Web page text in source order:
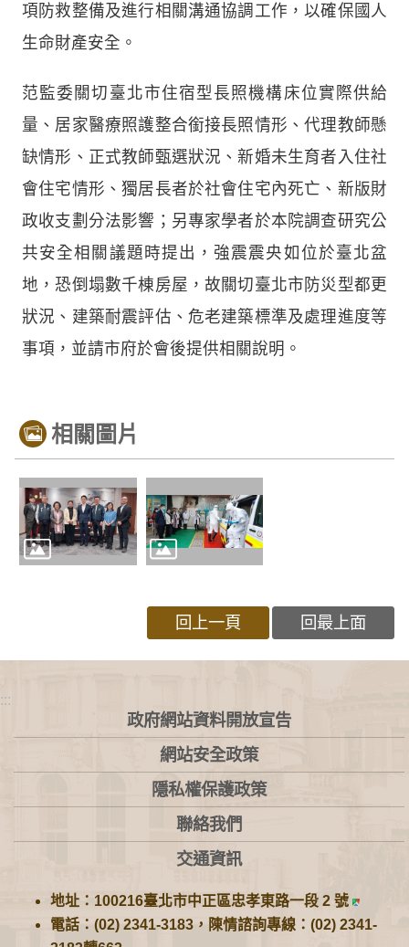
項防救整備及進行相關溝通協調工作，以確保國人
生命財產安全。
范監委關切臺北市住宿型長照機構床位實際供給
量、居家醫療照護整合銜接長照情形、代理教師懸
缺情形、正式教師甄選狀況、新婚未生育者入住社
會住宅情形、獨居長者於社會住宅內死亡、新版財
政收支劃分法影響；另專家學者於本院調查研究公
共安全相關議題時提出，強震震央如位於臺北盆
地，恐倒塌數千棟房屋，故關切臺北市防災型都更
狀況、建築耐震評估、危老建築標準及處理進度等
事項，並請市府於會後提供相關說明。
相關圖片
回上一頁 回最上面
:::
政府網站資料開放宣告
網站安全政策
隱私權保護政策
聯絡我們
交通資訊
地址：100216臺北市中正區忠孝東路一段 2 號
電話：(02) 2341-3183，陳情諮詢專線：(02) 2341-